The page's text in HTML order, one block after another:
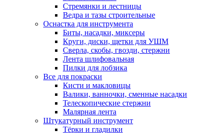
Стремянки и лестницы
Ведра и тазы строительные
Оснастка для инструмента
Биты, насадки, миксеры
Круги, диски, щетки для УШМ
Сверла, скобы, гвозди, стержни
Лента шлифовальная
Пилки для лобзика
Все для покраски
Кисти и макловицы
Валики, ванночки, сменные насадки
Телескопические стержни
Малярная лента
Штукатурный инструмент
Тёрки и гладилки